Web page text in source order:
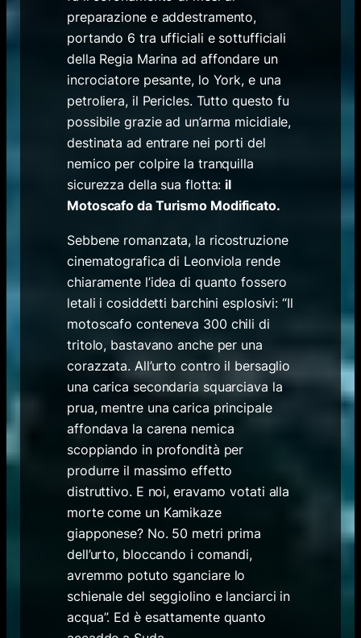
preparazione e addestramento,
portando 6 tra ufficiali e sottufficiali
della Regia Marina ad affondare un
incrociatore pesante, lo York, e una
petroliera, il Pericles. Tutto questo fu
possibile grazie ad un’arma micidiale,
destinata ad entrare nei porti del
nemico per colpire la tranquilla
sicurezza della sua flotta: il
Motoscafo da Turismo Modificato.
Sebbene romanzata, la ricostruzione
cinematografica di Leonviola rende
chiaramente l’idea di quanto fossero
letali i cosiddetti barchini esplosivi: “Il
motoscafo conteneva 300 chili di
tritolo, bastavano anche per una
corazzata. All’urto contro il bersaglio
una carica secondaria squarciava la
prua, mentre una carica principale
affondava la carena nemica
scoppiando in profondità per
produrre il massimo effetto
distruttivo. E noi, eravamo votati alla
morte come un Kamikaze
giapponese? No. 50 metri prima
dell’urto, bloccando i comandi,
avremmo potuto sganciare lo
schienale del seggiolino e lanciarci in
acqua”. Ed è esattamente quanto